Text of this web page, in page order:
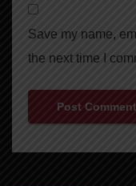
Save my name,
the next time I